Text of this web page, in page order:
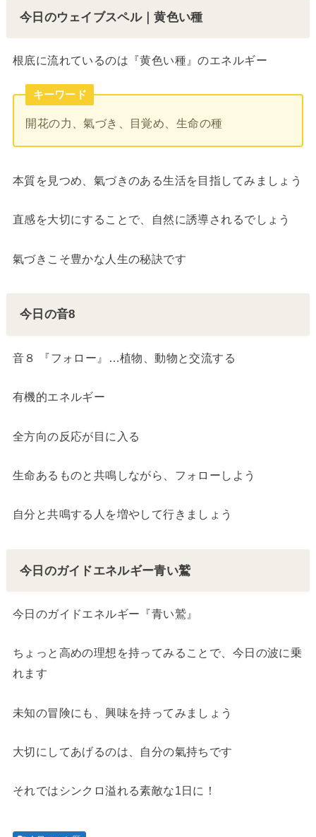
今日のウェイブスペル｜黄色い種
根底に流れているのは『黄色い種』のエネルギー
キーワード
開花の力、氣づき、目覚め、生命の種
本質を見つめ、氣づきのある生活を目指してみましょう
直感を大切にすることで、自然に誘導されるでしょう
氣づきこそ豊かな人生の秘訣です
今日の音8
音８ 『フォロー』…植物、動物と交流する
有機的エネルギー
全方向の反応が目に入る
生命あるものと共鳴しながら、フォローしよう
自分と共鳴する人を増やして行きましょう
今日のガイドエネルギー青い鷲
今日のガイドエネルギー『青い鷲』
ちょっと高めの理想を持ってみることで、今日の波に乗
れます
未知の冒険にも、興味を持ってみましょう
大切にしてあげるのは、自分の氣持ちです
それではシンクロ溢れる素敵な1日に！